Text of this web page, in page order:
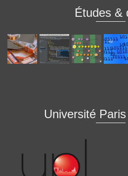
Études &
Université